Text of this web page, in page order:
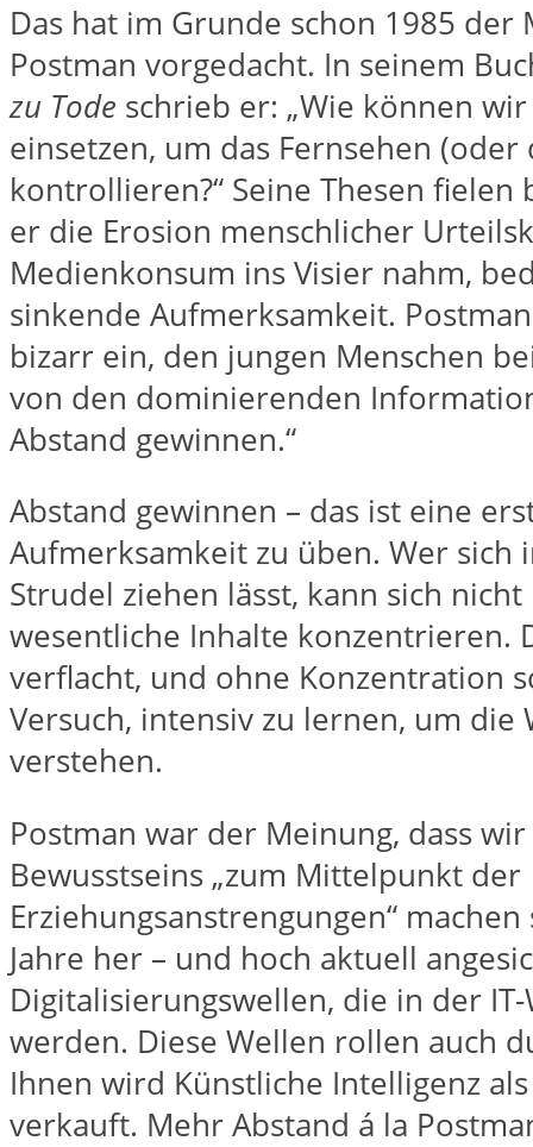
Das hat im Grunde schon 1985
Postman vorgedacht. In seinem
zu Tode schrieb er: „Wie können
einsetzen, um das Fernsehen
kontrollieren?“ Seine Thesen fielen
er die Erosion menschlicher
Medienkonsum ins Visier nahm,
sinkende Aufmerksamkeit.
bizarr ein, den jungen Menschen
von den dominierenden
Abstand gewinnen.“
Abstand gewinnen – das ist eine
Aufmerksamkeit zu üben. Wer sich
Strudel ziehen lässt, kann sich
wesentliche Inhalte konzentrieren.
verflacht, und ohne Konzentration
Versuch, intensiv zu lernen, um die
verstehen.
Postman war der Meinung, dass
Bewusstseins „zum Mittelpunkt der
Erziehungsanstrengungen“
Jahre her – und hoch aktuell
Digitalisierungswellen, die in der
werden. Diese Wellen rollen auch
Ihnen wird Künstliche Intelligenz
verkauft. Mehr Abstand á la